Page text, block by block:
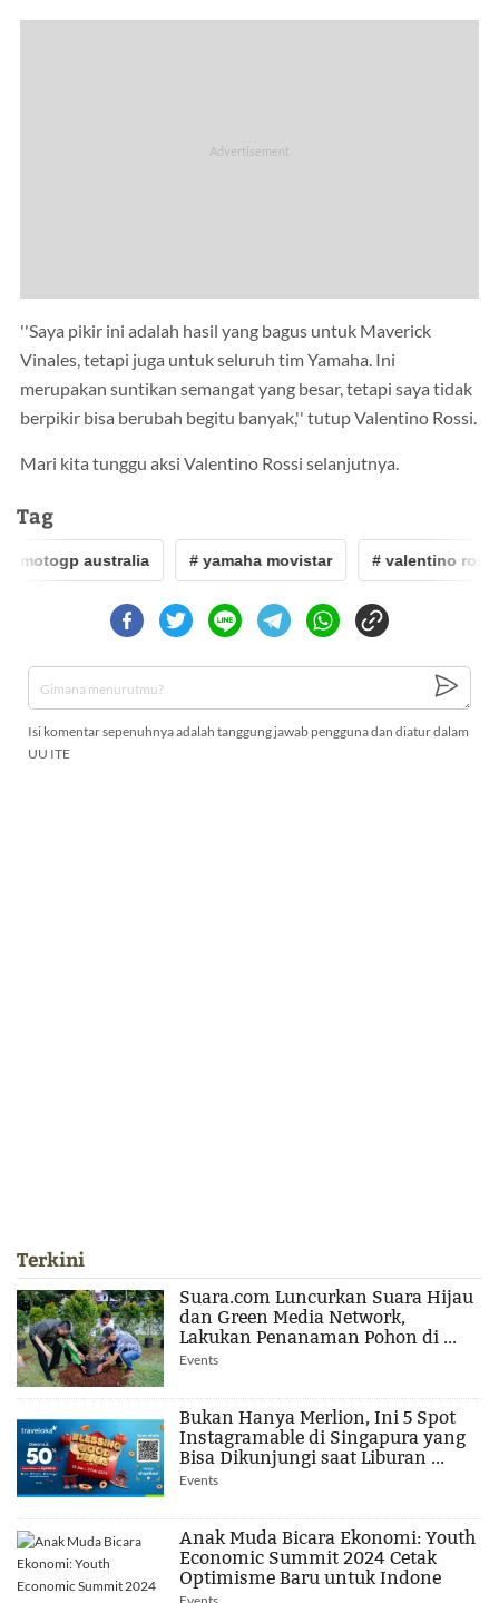
''Saya pikir ini adalah hasil yang bagus untuk Maverick
Vinales, tetapi juga untuk seluruh tim Yamaha. Ini
merupakan suntikan semangat yang besar, tetapi saya tidak
berpikir bisa berubah begitu banyak,'' tutup Valentino Rossi.
Mari kita tunggu aksi Valentino Rossi selanjutnya.
Tag
motogp australia # yamaha movistar # valentino rossi
Isi komentar sepenuhnya adalah tanggung jawab pengguna dan diatur dalam
UU ITE
Terkini
Suara.com Luncurkan Suara Hijau
dan Green Media Network,
Lakukan Penanaman Pohon di ...
Events
Bukan Hanya Merlion, Ini 5 Spot
Instagramable di Singapura yang
Bisa Dikunjungi saat Liburan ...
Events
Anak Muda Bicara Ekonomi: Youth
Economic Summit 2024 Cetak
Optimisme Baru untuk Indone